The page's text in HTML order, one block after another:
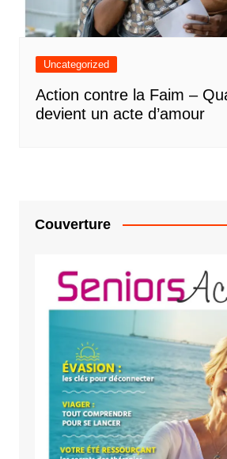
Uncategorized
Action contre la Faim –
devient un acte d’amour
Couverture